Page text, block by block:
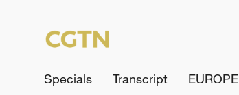
Specials Transcript EUROPE